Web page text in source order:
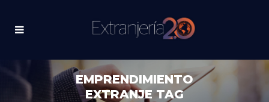
EMPRENDIMIENTO
EXTRANJE TAG